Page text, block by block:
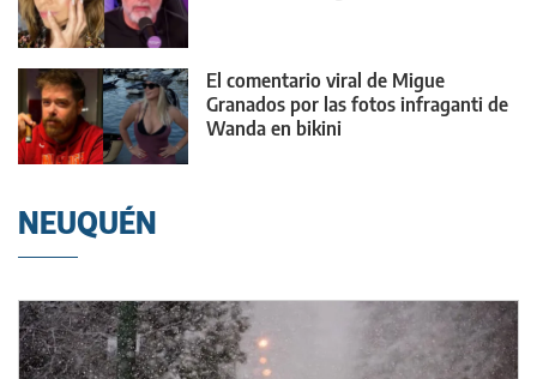
El comentario viral de Migue
Granados por las fotos infraganti de
Wanda en bikini
NEUQUÉN